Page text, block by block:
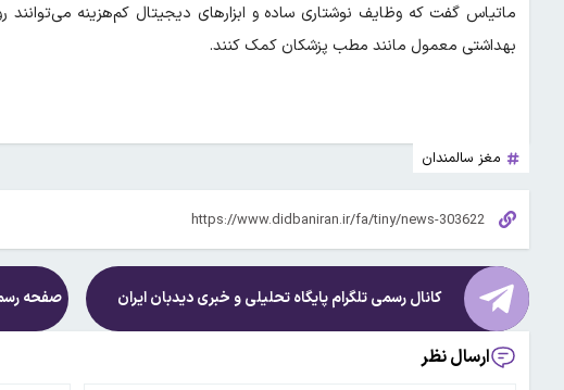
ماتیاس گفت که وظایف نوشتاری ساده و ابزارهای دیجیتال کم‌هزینه
بهداشتی معمول مانند مطب پزشکان کمک کنند.
مغز سالمندان
کانال رسمی تلگرام پایگاه تحلیلی و خبریدیدبان ایران صفحه
ارسال نظر